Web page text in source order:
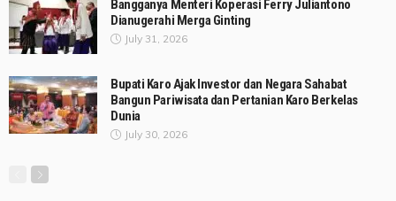
Bangganya Menteri Koperasi Ferry Juliantono
Dianugerahi Merga Ginting
July 31, 2026
Bupati Karo Ajak Investor dan Negara Sahabat
Bangun Pariwisata dan Pertanian Karo Berkelas
Dunia
July 30, 2026